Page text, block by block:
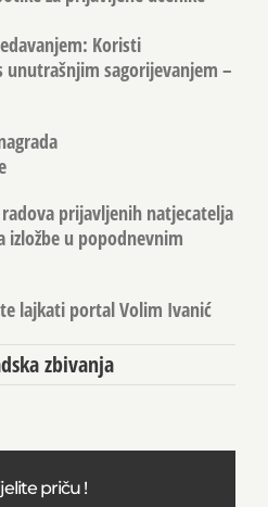
Koristi
unutrašnjim sagorijevanjem –
prijavljenih natjecatelja
izložbe u popodnevnim
lajkati portal Volim Ivanić
zbivanja
priču !